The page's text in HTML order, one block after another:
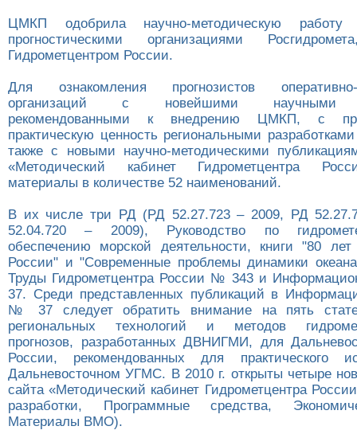
ЦМКП одобрила научно-методическую работу
прогностическими организациями
Гидрометцентром России.
Для ознакомления прогнозистов оперативно-
организаций с новейшими научными
рекомендованными к внедрению ЦМКП, с
практическую ценность региональными
также с новыми научно-методическими
«Методический кабинет Гидрометцентра
материалы в количестве 52 наименований.
В их числе три РД (РД 52.27.723 – 2009, РД
52.04.720 – 2009), Руководство по
обеспечению морской деятельности, книги "80 лет
России" и "Современные проблемы динамики
Труды Гидрометцентра России № 343 и
37. Среди представленных публикаций в
№ 37 следует обратить внимание на пять
региональных технологий и методов
прогнозов, разработанных ДВНИГМИ, для
России, рекомендованных для практического
Дальневосточном УГМС. В 2010 г. открыты четыре
сайта «Методический кабинет Гидрометцентра
разработки, Программные средства,
Материалы ВМО).